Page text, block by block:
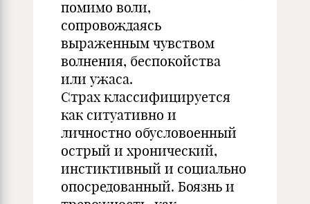
помимо воли,
сопровождаясь
выраженным чувством
волнения, беспокойства
или ужаса.
Страх классифицируется
как ситуативно и
личностно обусловоенный
острый и хронический,
инстиктивный и социально
опосредованный. Боязнь и